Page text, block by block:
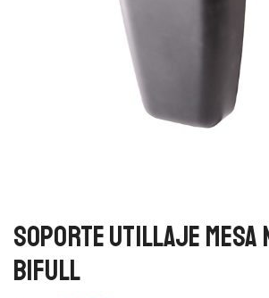
Soporte Utillaje Mesa
Bifull